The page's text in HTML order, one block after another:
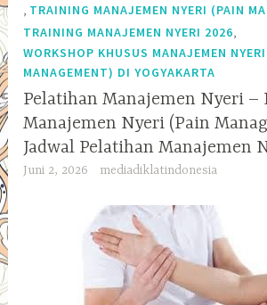
TRAINING MANAJEMEN NYERI (PAIN
TRAINING MANAJEMEN NYERI 2026
WORKSHOP KHUSUS MANAJEMEN
MANAGEMENT) DI YOGYAKARTA
Pelatihan Manajemen Nyeri –
Manajemen Nyeri (Pain
Jadwal Pelatihan Manajemen
Juni 2, 2026 mediadiklatindonesia